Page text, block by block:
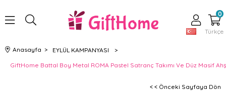
Türkçe
0
Anasayfa > EYLÜL KAMPANYASI
>
GiftHome Battal Boy Metal ROMA Pastel Satranç Takımı Ve Düz Masif
< < Önceki Sayfaya Dön